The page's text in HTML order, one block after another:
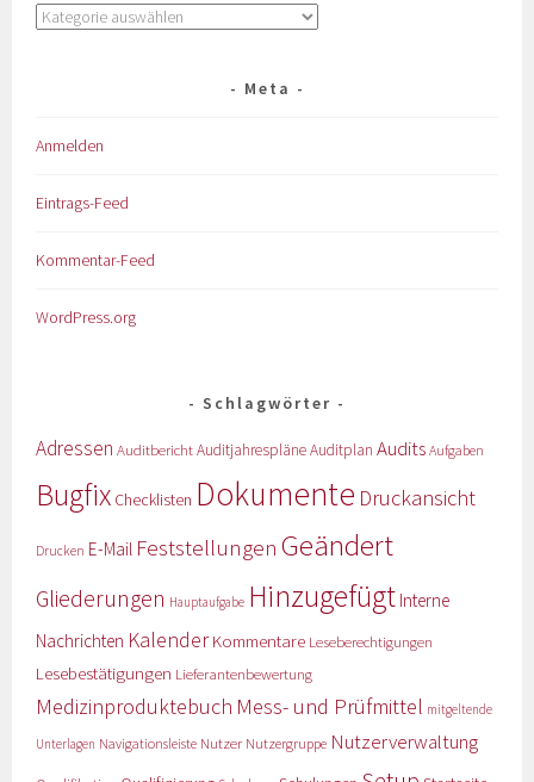
Meta
Anmelden
Eintrags-Feed
Kommentar-Feed
WordPress.org
Schlagwörter
Adressen AuditberichtAuditjahrespläneAuditplan Audits Aufgaben
Bugfix Checklisten Dokumente Druckansicht
Drucken E-Mail Feststellungen Geändert
Gliederungen Hauptaufgabe Hinzugefügt Interne
Nachrichten KalenderKommentare Leseberechtigungen
Lesebestätigungen Lieferantenbewertung
Medizinproduktebuch Mess- und Prüfmittel mitgeltende
Unterlagen Navigationsleiste Nutzer Nutzergruppe Nutzerverwaltung